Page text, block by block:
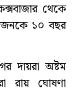
থেকে
১০ বছর
দায়রা অষ্টম
রায় ঘোষণা